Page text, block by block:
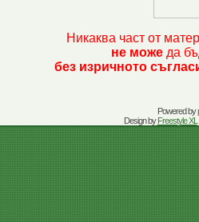
Никаква част от
не може да
без изричното
Powered by
Design byFreestyle XL